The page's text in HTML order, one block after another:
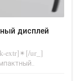
extr]✴[/ur_]